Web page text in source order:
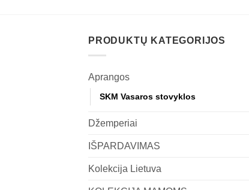
PRODUKTŲ KATEGORIJOS
Aprangos
SKM Vasaros stovyklos
Džemperiai
IŠPARDAVIMAS
Kolekcija Lietuva